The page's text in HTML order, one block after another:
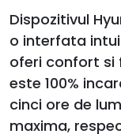
Dispozitivul
o interfata
oferi confort si
este 100%
cinci ore de
maxima,